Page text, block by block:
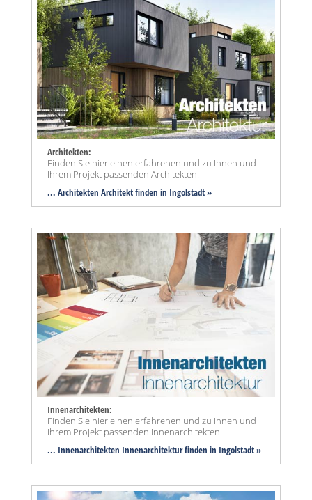
Architekten:
Finden Sie hier einen erfahrenen und zu Ihnen und
Ihrem Projekt passenden Architekten.
... Architekten Architekt finden in Ingolstadt »
Innenarchitekten:
Finden Sie hier einen erfahrenen und zu Ihnen und
Ihrem Projekt passenden Innenarchitekten.
... Innenarchitekten Innenarchitektur finden in Ingolstadt »